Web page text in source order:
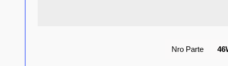
Nro Parte